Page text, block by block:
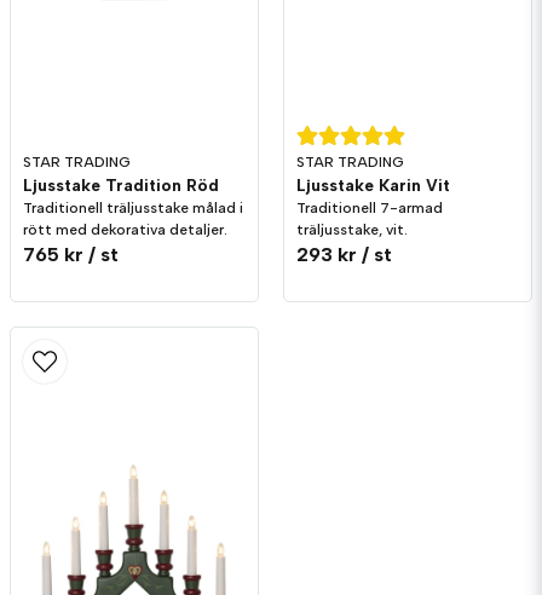
STAR TRADING
Ljusstake Tradition Röd
Traditionell träljusstake målad i
rött med dekorativa detaljer.
765 kr / st
STAR TRADING
Ljusstake Karin Vit
Traditionell 7-armad
träljusstake, vit.
293 kr / st